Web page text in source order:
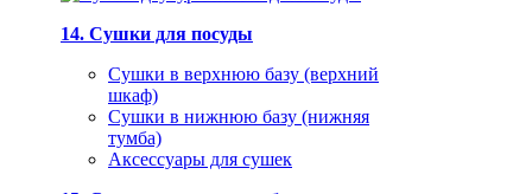
14. Сушки для посуды
Сушки в верхнюю базу (верхний
шкаф)
Сушки в нижнюю базу (нижняя
тумба)
Аксессуары для сушек